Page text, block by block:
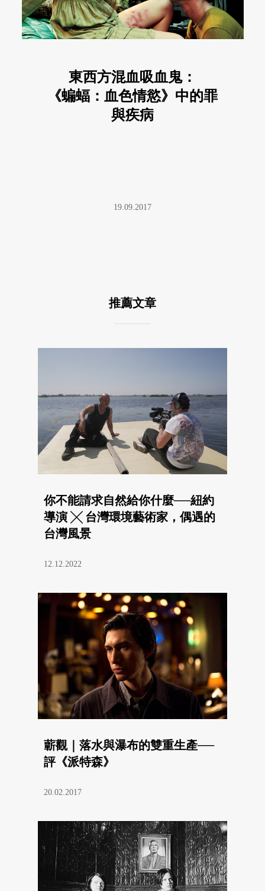
東西方混血吸血鬼：
《蝙蝠：血色情慾》中的罪
與疾病
19.09.2017
推薦文章
你不能請求自然給你什麼──紐約
導演 ╳ 台灣環境藝術家，偶遇的
台灣風景
12.12.2022
蘄觀｜落水與瀑布的雙重生產──
評《派特森》
20.02.2017